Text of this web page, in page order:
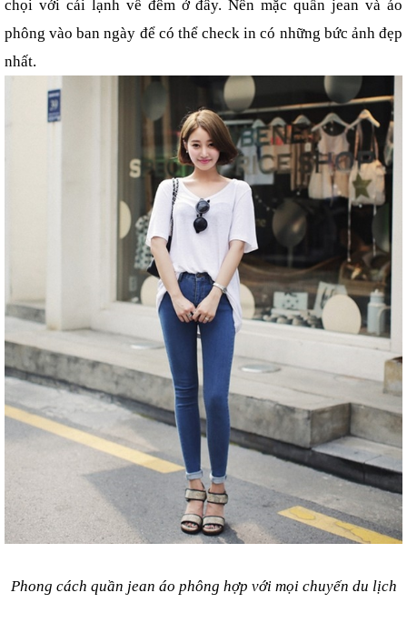
chọi với cái lạnh về đêm ở đây. Nên mặc quần jean và áo
phông vào ban ngày để có thể check in có những bức ảnh đẹp
nhất.
Phong cách quần jean áo phông hợp với mọi chuyến du lịch